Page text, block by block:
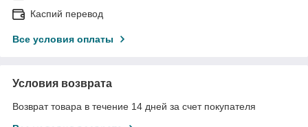
Каспий перевод
Все условия оплаты
Условия возврата
Возврат товара в течение 14 дней за счет покупателя